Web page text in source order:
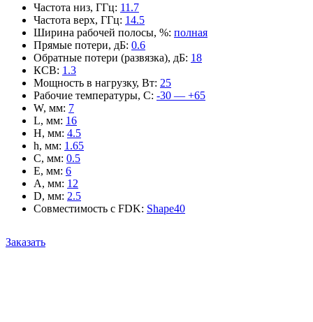
Частота низ, ГГц: 11.7
Частота верх, ГГц: 14.5
Ширина рабочей полосы, %: полная
Прямые потери, дБ: 0.6
Обратные потери (развязка), дБ: 18
КСВ: 1.3
Мощность в нагрузку, Вт: 25
Рабочие температуры, С: -30 — +65
W, мм: 7
L, мм: 16
H, мм: 4.5
h, мм: 1.65
C, мм: 0.5
E, мм: 6
A, мм: 12
D, мм: 2.5
Совместимость с FDK: Shape40
Заказать